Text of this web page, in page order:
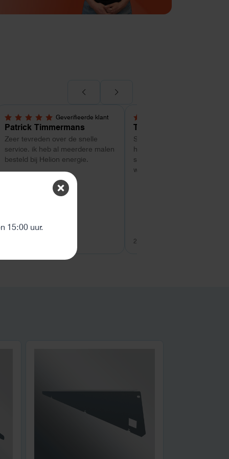
Geverifieerde klant
5,0 van 5 sterren
Patrick Timmermans
Zeer tevreden over de snelle
service. ik heb al meerdere malen
besteld bij Helion energie.
5,0 van 5 sterren
Tom
Super service tot zo ver.
hulp met uitzoeken van welk
systeem geschikt is. Vragen
worden snel beantwoord
26 juli 2026
15:00 uur.